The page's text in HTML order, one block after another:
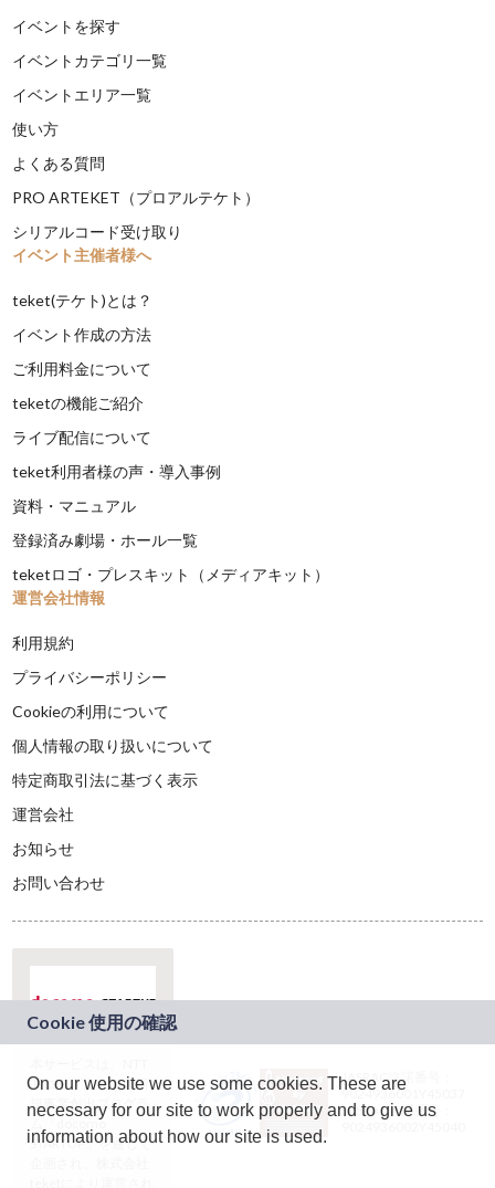
イベントを探す
イベントカテゴリ一覧
イベントエリア一覧
使い方
よくある質問
PRO ARTEKET（プロアルテケト）
シリアルコード受け取り
イベント主催者様へ
teket(テケト)とは？
イベント作成の方法
ご利用料金について
teketの機能ご紹介
ライブ配信について
teket利用者様の声・導入事例
資料・マニュアル
登録済み劇場・ホール一覧
teketロゴ・プレスキット（メディアキット）
運営会社情報
利用規約
プライバシーポリシー
Cookieの利用について
個人情報の取り扱いについて
特定商取引法に基づく表示
運営会社
お知らせ
お問い合わせ
ドコモグループの新
規事業創出プログラ
ム「docomo
STARTUP」を通じて
JASRAC許諾番号：
9024936001Y45037
JASRAC許諾番号：
On our website we use some cookies. These are
necessary for our site to work properly and to give us
information about how our site is used.